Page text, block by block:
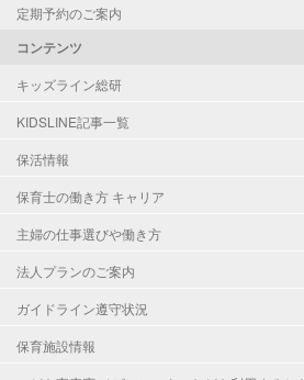
定期予約のご案内
コンテンツ
キッズライン総研
KIDSLINE記事一覧
保活情報
保育士の働き方 キャリア
主婦の仕事選びや働き方
法人プランのご案内
ガイドライン遵守状況
保育施設情報